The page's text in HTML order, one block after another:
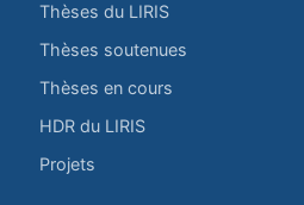
Thèses du LIRIS
Thèses soutenues
Thèses en cours
HDR du LIRIS
Projets